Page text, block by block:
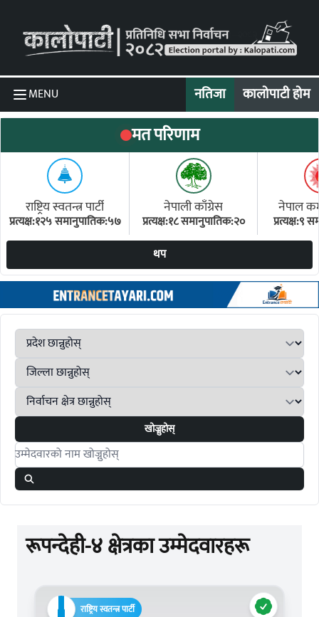
MENU नतिजा कालोपाटी होम
मत परिणाम
राष्ट्रिय स्वतन्त्र पार्टी
प्रत्यक्ष:१२५ समानुपातिक:५७
नेपाली काँग्रेस
प्रत्यक्ष:१८ समानुपातिक:२०
नेपाल
प्रत्यक्ष:९
थप
खोज्नुहोस्
Search candidates
रूपन्देही-४ क्षेत्रका उम्मेदवारहरू
राष्ट्रिय स्वतन्त्र पार्टी